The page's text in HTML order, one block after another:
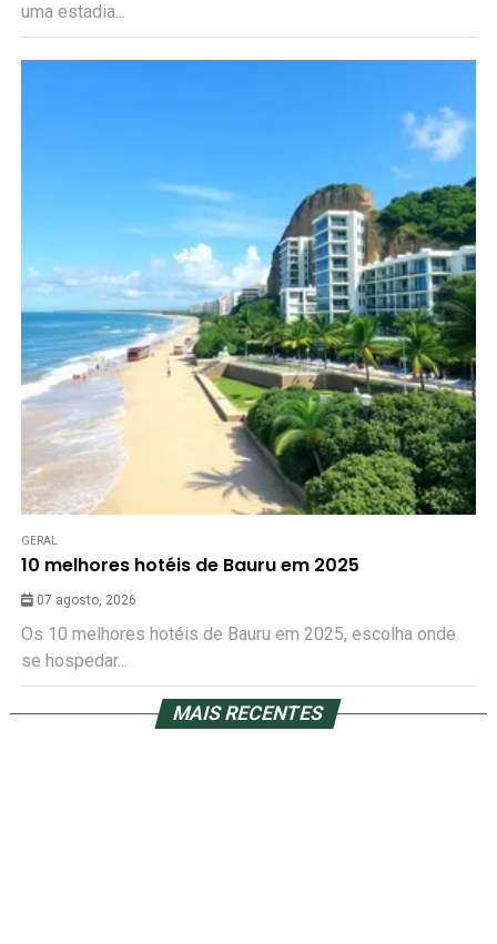
uma estadia...
GERAL
10 melhores hotéis de Bauru em 2025
07 agosto, 2026
Os 10 melhores hotéis de Bauru em 2025, escolha onde
se hospedar...
MAIS RECENTES